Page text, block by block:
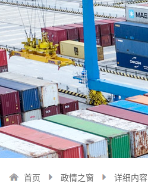
首页 政情之窗 详细内容